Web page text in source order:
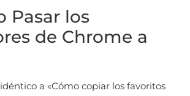
Pasar los
de Chrome a
a «Cómo copiar los favoritos